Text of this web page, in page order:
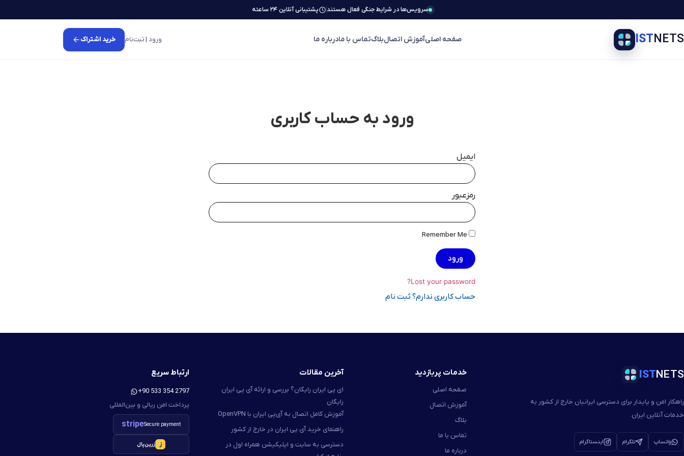
سرویس‌ها در شرایط جنگی فعال هستند پشتیبانی آنلاین ۲۴ ساعته
ISTNETS صفحه اصلیآموزش اتصالبلاگتماس با مادرباره ما ورود | ثبت‌نام خرید اشتراک
ورود به حساب کاربری
ایمیل
رمزعبور
ورود
Lost your password?
حساب کاربری ندارم؟ ثبت نام
ISTNETS
راهکار امن و پایدار برای دسترسی ایرانیان خارج از کشور به
خدمات آنلاین ایران.
واتساپ تلگرام اینستاگرام
خدمات پربازدید
صفحه اصلی
آموزش اتصال
بلاگ
تماس با ما
درباره ما
آخرین مقالات
ای پی ایران رایگان؟ بررسی و ارائه آی پی ایران
رایگان
آموزش کامل اتصال به آی‌پی ایران با OpenVPN
راهنمای خرید آی پی ایران در خارج از کشور
دسترسی به سایت و اپلیکیشن همراه اول در
ارتباط سریع
+90 533 354 2797
پرداخت امن ریالی و بین‌المللی
stripeSecure payment
ز زرین‌پال